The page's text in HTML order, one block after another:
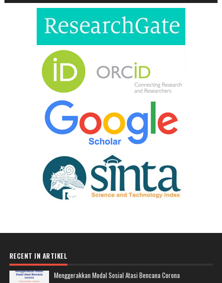
RECENT IN ARTIKEL
Menggerakkan Modal Sosial Atasi Bencana Corona